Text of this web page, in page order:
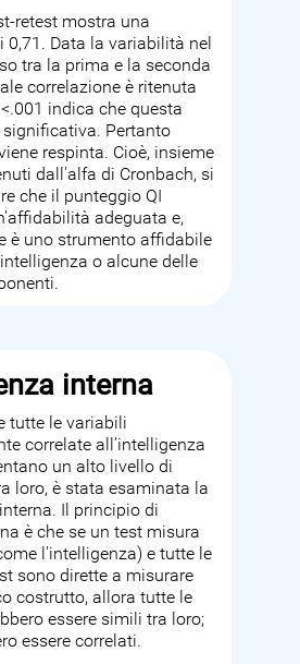
retest mostra una
0,71. Data la variabilità nel
tra la prima e la seconda
correlazione è ritenuta
indica che questa
significativa. Pertanto
respinta. Cioè, insieme
dall'alfa di Cronbach, si
che il punteggio QI
adeguata e,
è uno strumento affidabile
o alcune delle
interna
tutte le variabili
correlate all’intelligenza
un alto livello di
loro, è stata esaminata la
Il principio di
è che se un test misura
l'intelligenza) e tutte le
sono dirette a misurare
costrutto, allora tutte le
essere simili tra loro;
essere correlati.